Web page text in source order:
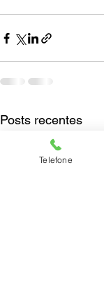
Posts recentes
Telefone